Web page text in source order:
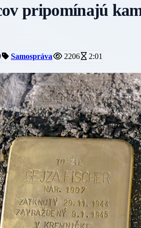
pripomínajú
Samospráva 2206 2:01